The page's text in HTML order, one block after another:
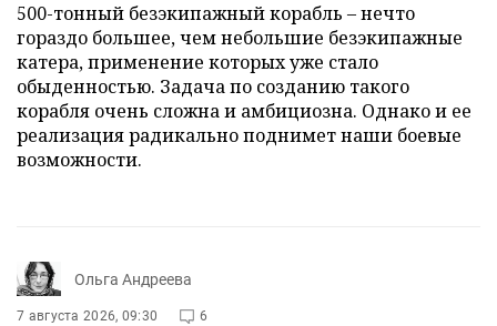
500-тонный безэкипажный корабль – нечто
гораздо большее, чем небольшие безэкипажные
катера, применение которых уже стало
обыденностью. Задача по созданию такого
корабля очень сложна и амбициозна. Однако и ее
реализация радикально поднимет наши боевые
возможности.
Ольга Андреева
7 августа 2026, 09:30 6